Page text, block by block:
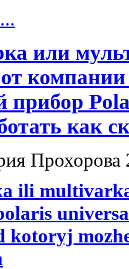
или
прибор
как
Прохорова